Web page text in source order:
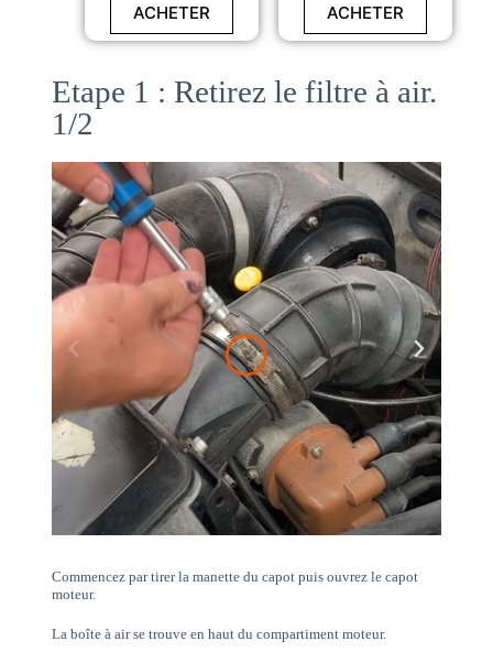
ACHETER ACHETER
Etape 1 : Retirez le filtre à air.
1/2
Commencez par tirer la manette du capot puis ouvrez le capot
moteur.
La boîte à air se trouve en haut du compartiment moteur.